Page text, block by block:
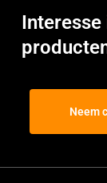
Neem